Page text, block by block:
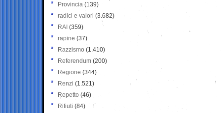
Provincia (139)
radici e valori (3.682)
RAI (359)
rapine (37)
Razzismo (1.410)
Referendum (200)
Regione (344)
Renzi (1.521)
Repetto (46)
Rifiuti (84)